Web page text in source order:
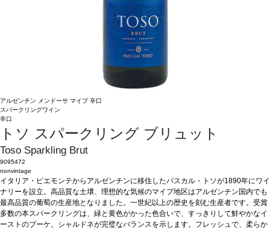
アルゼンチン メンドーサ マイプ辛口
スパークリングワイン
辛口
トソ スパークリング ブリュット
Toso Sparkling Brut
9095472
nonvintage
イタリア・ピエモンテからアルゼンチンに移住したパスカル・トソが1890年にワイ
ナリーを設立。高品質な土壌、理想的な気候のマイプ地区はアルゼンチン国内でも
最高品質の葡萄の生産地となりました。一世紀以上の歴史を刻む生産者です。受賞
多数の本スパークリングは、緑と黄色がかった色合いで、すっきりして鮮やかなイ
ーストのブーケ。シャルドネが完璧なバランスを示します。フレッシュで、柔らか